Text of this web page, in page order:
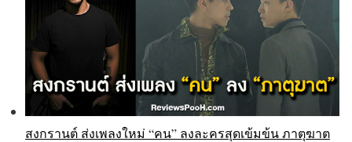
สงกรานต์ ส่งเพลงใหม่ “คน” ลงละครสุดเข้มข้น ภาตุฆาต